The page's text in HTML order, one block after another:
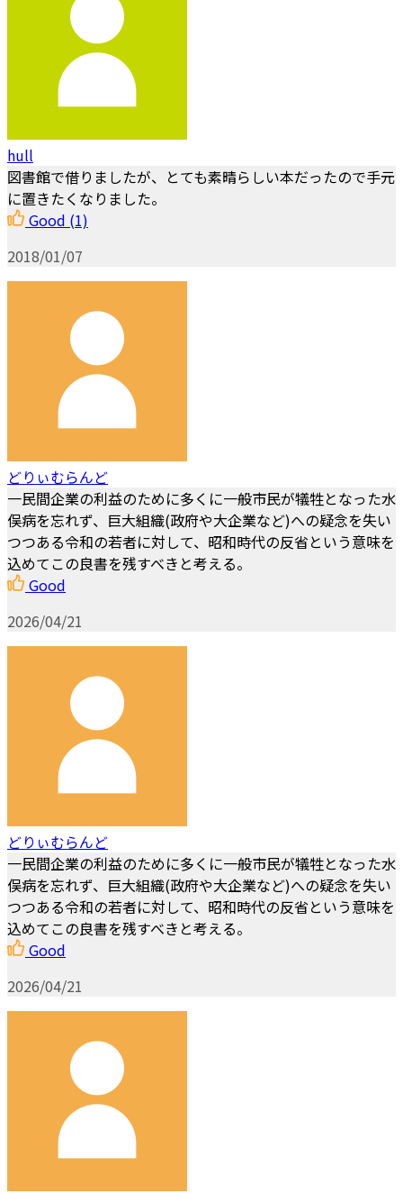
hull
図書館で借りましたが、とても素晴らしい本だったので手元
に置きたくなりました。
Good (1)
2018/01/07
どりぃむらんど
一民間企業の利益のために多くに一般市民が犠牲となった水
俣病を忘れず、巨大組織(政府や大企業など)への疑念を失い
つつある令和の若者に対して、昭和時代の反省という意味を
込めてこの良書を残すべきと考える。
Good
2026/04/21
どりぃむらんど
一民間企業の利益のために多くに一般市民が犠牲となった水
俣病を忘れず、巨大組織(政府や大企業など)への疑念を失い
つつある令和の若者に対して、昭和時代の反省という意味を
込めてこの良書を残すべきと考える。
Good
2026/04/21